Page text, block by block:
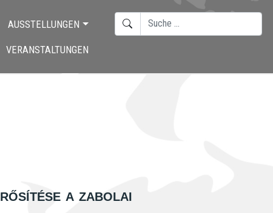
AUSSTELLUNGEN
VERANSTALTUNGEN
SUCHEN
a zabolai